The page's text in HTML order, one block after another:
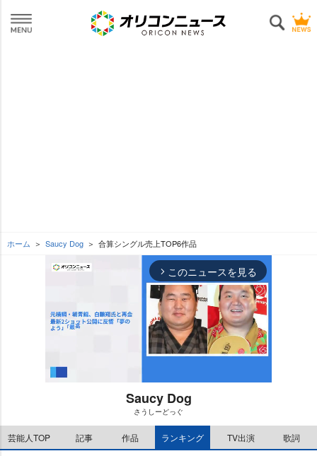
ホーム Saucy Dog 合算シングル売上TOP6作品
arrow_forward_ios このニュースを見る
u
t
Saucy Dog
さうしーどっぐ
芸能人TOP 記事 作品 ランキング TV出演 歌詞